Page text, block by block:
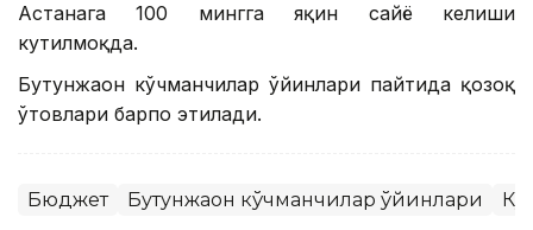
Астанага 100 мингга яқин сайёҳ келиши
кутилмоқда.
Бутунжаҳон кўчманчилар ўйинлари пайтида қозоқ
ўтовлари барпо этилади.
Бюджет Бутунжаҳон кўчманчилар ўйинлари